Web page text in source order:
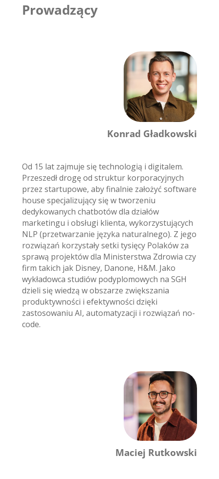
Prowadzący
Konrad Gładkowski
Od 15 lat zajmuje się technologią i digitalem.
Przeszedł drogę od struktur korporacyjnych
przez startupowe, aby finalnie założyć software
house specjalizujący się w tworzeniu
dedykowanych chatbotów dla działów
marketingu i obsługi klienta, wykorzystujących
NLP (przetwarzanie języka naturalnego). Z jego
rozwiązań korzystały setki tysięcy Polaków za
sprawą projektów dla Ministerstwa Zdrowia czy
firm takich jak Disney, Danone, H&M. Jako
wykładowca studiów podyplomowych na SGH
dzieli się wiedzą w obszarze zwiększania
produktywności i efektywności dzięki
zastosowaniu AI, automatyzacji i rozwiązań no-
code.
Maciej Rutkowski